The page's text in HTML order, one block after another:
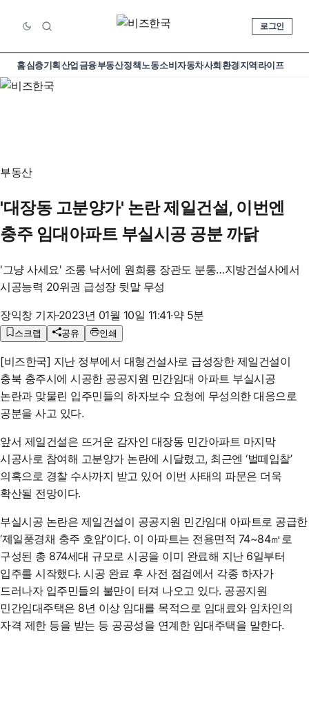
로그인
홈심층기획산업금융부동산정책노동소비자동차사회환경지역라이프
부동산
'대장동 고분양가' 논란 제일건설, 이번엔
충주 임대아파트 부실시공 공분 까닭
'그냥 사세요' 조롱 낙서에 원희룡 장관도 분통…지방건설사에서
시공능력 20위권 급성장 뒷말 무성
장익창 기자·2023년 01월 10일 11:41·약 5분
스크랩 공유 인쇄
[비즈한국] 지난 정부에서 대형건설사로 급성장한 제일건설이
충북 충주시에 시공한 공공지원 민간임대 아파트 부실시공
논란과 맞물린 입주민들의 하자보수 요청에 무성의한 대응으로
공분을 사고 있다.
앞서 제일건설은 뜨거운 감자인 대장동 민간아파트 마지막
시공사로 참여해 고분양가 논란에 시달렸고, 최근엔 ‘벌떼입찰’
의혹으로 경찰 수사까지 받고 있어 이번 사태의 파문은 더욱
확산될 전망이다.
부실시공 논란은 제일건설이 공공지원 민간임대 아파트로 공급한
‘제일풍경채 충주 호암’이다. 이 아파트는 전용면적 74~84㎡로
구성된 총 874세대 규모로 시공을 이미 완료해 지난 6일부터
입주를 시작했다. 시공 완료 후 사전 점검에서 각종 하자가
드러나자 입주민들의 불만이 터져 나오고 있다. 공공지원
민간임대주택은 8년 이상 임대를 목적으로 임대료와 임차인의
자격 제한 등을 받는 등 공공성을 연계한 임대주택을 말한다.